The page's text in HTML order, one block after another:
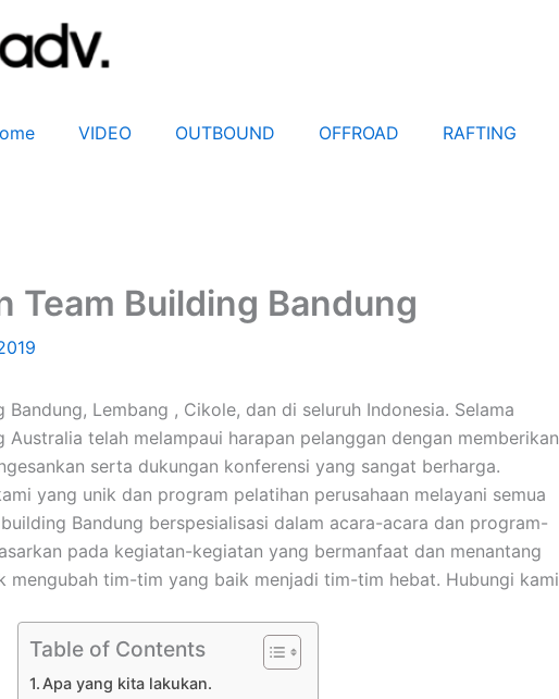
VIDEO OUTBOUND OFFROAD RAFTING
Team Building Bandung
Bandung, Lembang , Cikole, dan di seluruh Indonesia. Selama
Australia telah melampaui harapan pelanggan dengan memberikan
serta dukungan konferensi yang sangat berharga.
yang unik dan program pelatihan perusahaan melayani semua
Bandung berspesialisasi dalam acara-acara dan program-
pada kegiatan-kegiatan yang bermanfaat dan menantang
mengubah tim-tim yang baik menjadi tim-tim hebat. Hubungi kami
Table of Contents
Apa yang kita lakukan.